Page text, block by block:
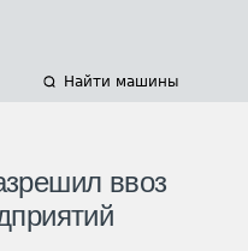
Найти машины
ввоз